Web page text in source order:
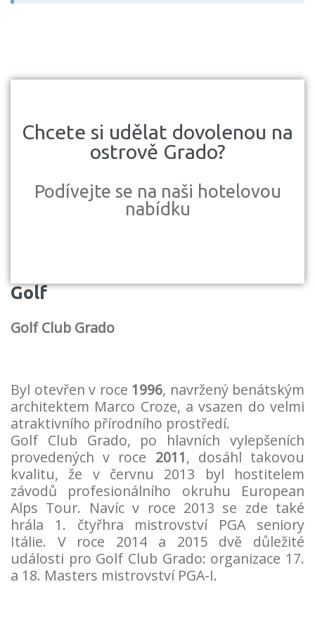
Chcete si udělat dovolenou na
ostrově Grado?
Podívejte se na naši hotelovou
nabídku
Golf
Golf Club Grado
Byl otevřen v roce 1996, navržený benátským
architektem Marco Croze, a vsazen do velmi
atraktivního přírodního prostředí.
Golf Club Grado, po hlavních vylepšeních
provedených v roce 2011, dosáhl takovou
kvalitu, že v červnu 2013 byl hostitelem
závodů profesionálního okruhu European
Alps Tour. Navíc v roce 2013 se zde také
hrála 1. čtyřhra mistrovství PGA seniory
Itálie. V roce 2014 a 2015 dvě důležité
události pro Golf Club Grado: organizace 17.
a 18. Masters mistrovství PGA-I.